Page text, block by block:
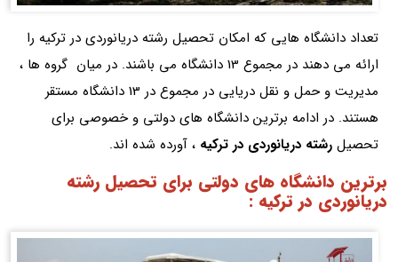
تعداد دانشگاه هایی که امکان تحصیل رشته دریانوردی در ترکیه را
ارائه می دهند در مجموع 13 دانشگاه می باشند. در میان گروه ها ،
مدیریت و حمل و نقل دریایی در مجموع در 13 دانشگاه مستقر
هستند. در ادامه برترین دانشگاه های دولتی و خصوصی برای
تحصیل رشته دریانوردی در ترکیه ، آورده شده اند.
برترین دانشگاه های دولتی برای تحصیل رشته
دریانوردی در ترکیه :